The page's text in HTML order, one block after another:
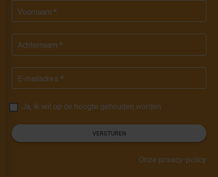
Voornaam *
Achternaam *
E-mailadres *
Ja, ik wil op de hoogte gehouden worden
VERSTUREN
Onze privacy-policy